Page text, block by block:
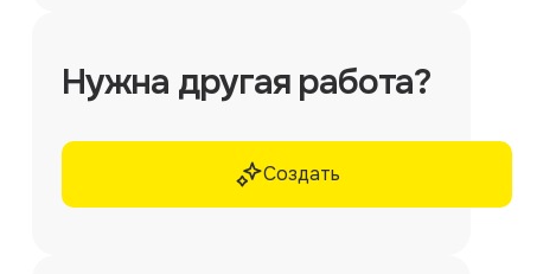
Нужна другая работа?
Создать